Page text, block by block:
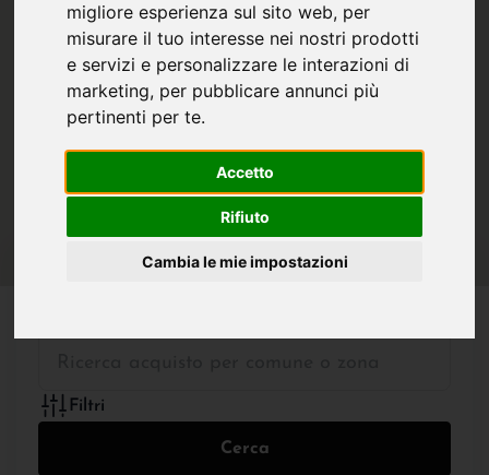
migliore esperienza sul sito web, per
misurare il tuo interesse nei nostri prodotti
e servizi e personalizzare le interazioni di
marketing, per pubblicare annunci più
pertinenti per te.
Accetto
Rifiuto
Cambia le mie impostazioni
Filtri
Cerca